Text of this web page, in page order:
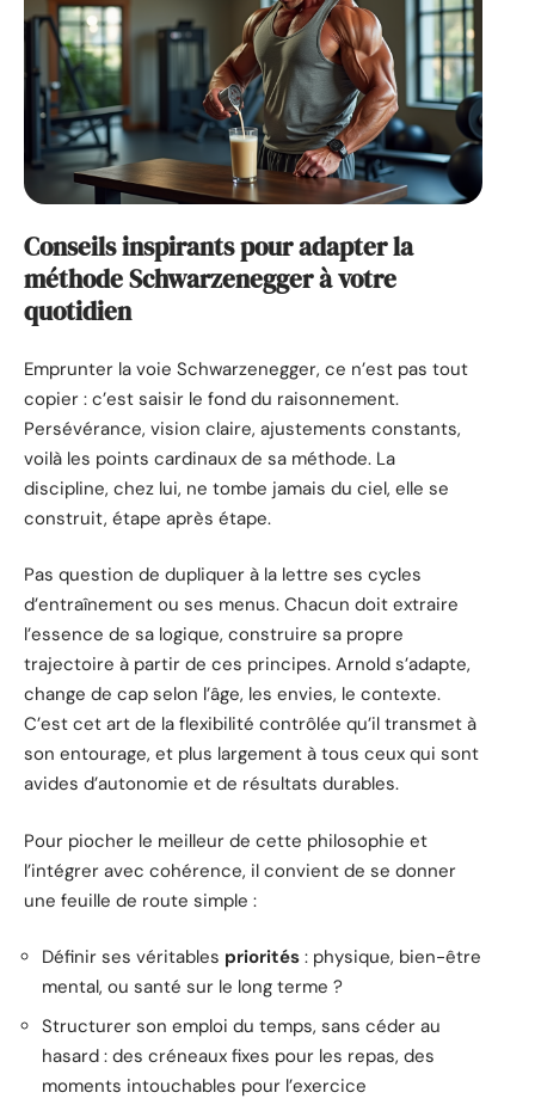
Conseils inspirants pour adapter la
méthode Schwarzenegger à votre
quotidien
Emprunter la voie Schwarzenegger, ce n’est pas tout
copier : c’est saisir le fond du raisonnement.
Persévérance, vision claire, ajustements constants,
voilà les points cardinaux de sa méthode. La
discipline, chez lui, ne tombe jamais du ciel, elle se
construit, étape après étape.
Pas question de dupliquer à la lettre ses cycles
d’entraînement ou ses menus. Chacun doit extraire
l’essence de sa logique, construire sa propre
trajectoire à partir de ces principes. Arnold s’adapte,
change de cap selon l’âge, les envies, le contexte.
C’est cet art de la flexibilité contrôlée qu’il transmet à
son entourage, et plus largement à tous ceux qui sont
avides d’autonomie et de résultats durables.
Pour piocher le meilleur de cette philosophie et
l’intégrer avec cohérence, il convient de se donner
une feuille de route simple :
Définir ses véritables priorités : physique, bien-être
mental, ou santé sur le long terme ?
Structurer son emploi du temps, sans céder au
hasard : des créneaux fixes pour les repas, des
moments intouchables pour l’exercice